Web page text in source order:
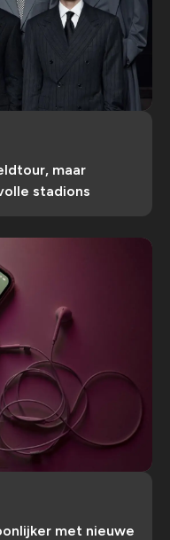
maar
stadions
met nieuwe